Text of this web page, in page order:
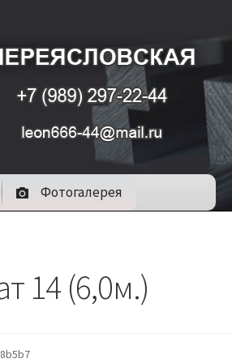
Фотогалерея
14 (6,0м.)